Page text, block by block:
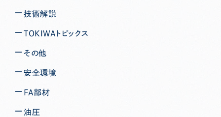
技術解説
TOKIWAトピックス
その他
安全環境
FA部材
油圧